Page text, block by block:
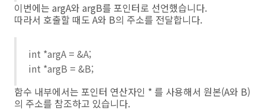
이번에는 argA와 argB를 포인터로 선언했습니다.
따라서 호출할 때도 A와 B의 주소를 전달합니다.
int *argA = &A;
int *argB = &B;
함수 내부에서는 포인터 연산자인 * 를 사용해서 원본(A와 B)
의 주소를 참조하고 있습니다.